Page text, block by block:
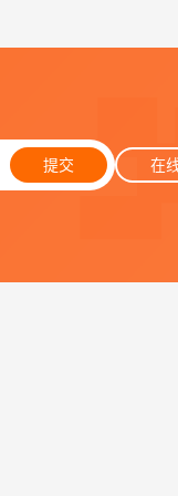
提交 在